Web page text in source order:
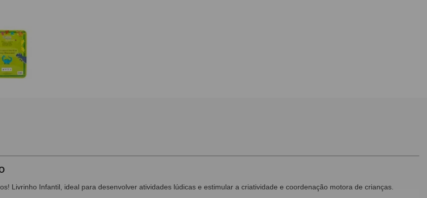
Livrinho Infantil, ideal para desenvolver atividades lúdicas e estimular a criatividade e coordenação motora de crianças.